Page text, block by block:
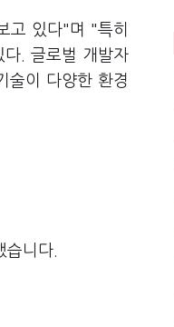
고 있다"며 "특히
다. 글로벌 개발자
술이 다양한 환경
니다.